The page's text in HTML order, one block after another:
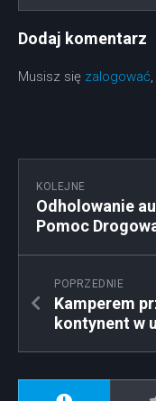
Dodaj komentarz
Musisz się zalogować
KOLEJNE
Odholowanie
Pomoc
POPRZEDNIE
Kamperem
kontynent w